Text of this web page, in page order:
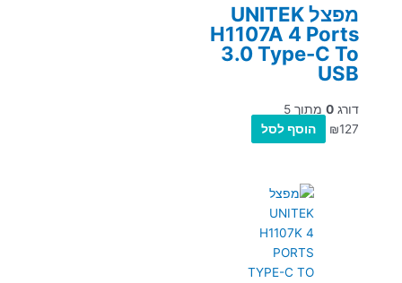
מפצל UNITEK
H1107A 4 Ports
3.0 Type-C To
USB
דורג 0 מתוך 5
₪127 הוסף לסל